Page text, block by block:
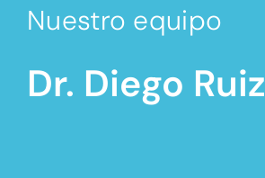
Nuestro equipo
Dr. Diego Ruiz